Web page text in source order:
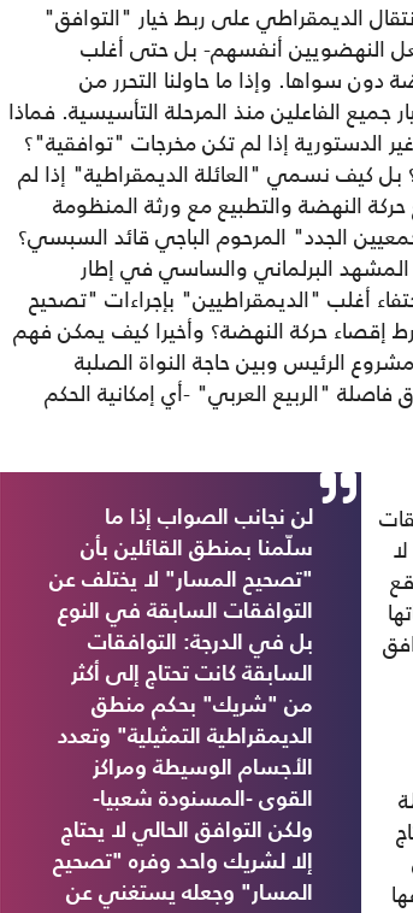
الديمقراطي على ربط خيار "التوافق"
النهضويين أنفسهم- بل حتى أغلب
دون سواها. وإذا ما حاولنا التحرر من
جميع الفاعلين منذ المرحلة التأسيسية. فماذا
الدستورية إذا لم تكن مخرجات "توافقية"؟
كيف نسمي "العائلة الديمقراطية" إذا لم
النهضة والتطبيع مع ورثة المنظومة
الجدد" المرحوم الباجي قائد السبسي؟
المشهد البرلماني والساسي في إطار
أغلب "الديمقراطيين" بإجراءات "تصحيح
إقصاء حركة النهضة؟ وأخيرا كيف يمكن فهم
الرئيس وبين حاجة النواة الصلبة
فاصلة "الربيع العربي" -أي إمكانية الحكم
لن نجانب الصواب إذا ما
سلّمنا بمنطق القائلين بأن
"تصحيح المسار" لا يختلف عن
التوافقات السابقة في النوع
بل في الدرجة: التوافقات
السابقة كانت تحتاج إلى أكثر
من "شريك" بحكم منطق
الديمقراطية التمثيلية" وتعدد
الأجسام الوسيطة ومراكز
القوى -المسنودة شعبيا-
ولكن التوافق الحالي لا يحتاج
إلا لشريك واحد وفره "تصحيح
المسار" وجعله يستغني عن